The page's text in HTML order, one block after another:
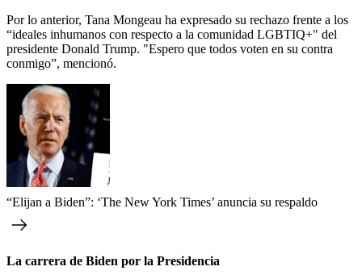
Por lo anterior, Tana Mongeau ha expresado su rechazo frente a los
“ideales inhumanos con respecto a la comunidad LGBTIQ+" del
presidente Donald Trump. "Espero que todos voten en su contra
conmigo”, mencionó.
“Elijan a Biden”: ‘The New York Times’ anuncia su respaldo
La carrera de Biden por la Presidencia